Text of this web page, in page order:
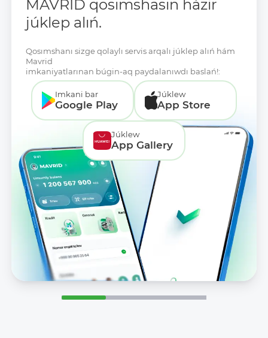
MAVRID qosımshasın házir
júklep alıń.
Qosımshanı sizge qolaylı servis arqalı júklep alıń hám
Mavrid
imkaniyatlarınan búgin-aq paydalanıwdı baslań!:
Imkani bar
Google Play
Júklew
App Store
Júklew
App Gallery